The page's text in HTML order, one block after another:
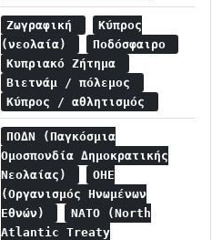
Ζωγραφική
Κύπρος
(νεολαία)
Ποδόσφαιρο
Κυπριακό Ζήτημα
Βιετνάμ / πόλεμος
Κύπρος / αθλητισμός
ΠΟΔΝ (Παγκόσμια
Ομοσπονδία Δημοκρατικής
Νεολαίας)
ΟΗΕ
(Οργανισμός Ηνωμένων
Εθνών)
NATO (North
Atlantic Treaty